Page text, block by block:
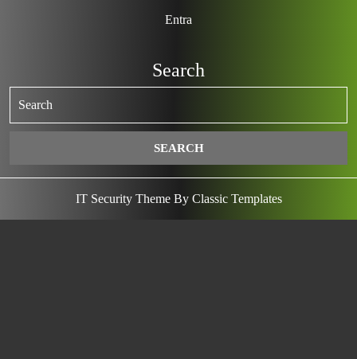
Entra
Search
IT Security Theme By Classic Templates